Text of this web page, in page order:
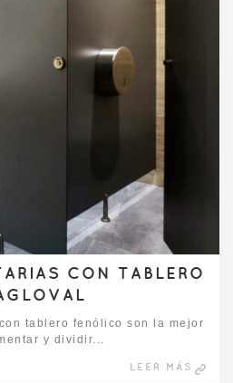
CON TABLERO
tablero fenólico son la mejor
y dividir...
LEER MÁS